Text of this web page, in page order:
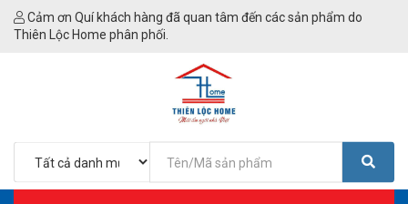
Cảm ơn Quí khách hàng đã quan tâm đến các sản phẩm do
Thiên Lộc Home phân phối.